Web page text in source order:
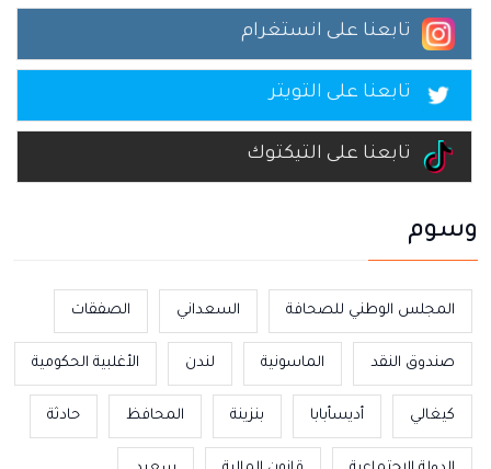
تابعنا على انستغرام
تابعنا على التويتر
تابعنا على التيكتوك
وسوم
المجلس الوطني للصحافة السعداني الصفقات
صندوق النقد الماسونية لندن الأغلبية الحكومية
كيغالي أديسأبابا بنزينة المحافظ حادثة